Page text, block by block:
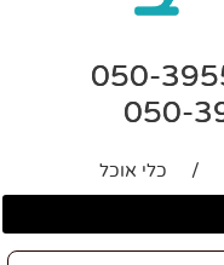
/ כלי אוכל